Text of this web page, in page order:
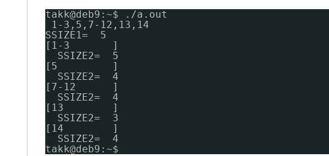
takk@deb9:~$ . /a .out
1-3,5,7-12,13,14
SSIZE1=  5
[1-3       ]
SSIZE2=  5
[5         ]
SSIZE2=  4
[7-12      ]
SSIZE2=  4
[13        ]
SSIZE2=  3
[14        ]
SSIZE2=  4
takk@deb9:~$